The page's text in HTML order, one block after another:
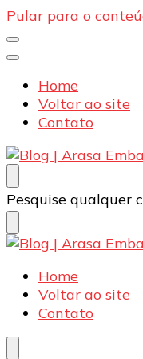
Pular para o
Home
Voltar ao site
Contato
Blog | Arasa Embalagens
Confira conteúdos
Procurando
algo?
Pesquise qualquer
Blog | Arasa Embalagens
Confira conteúdos
Home
Voltar ao site
Contato